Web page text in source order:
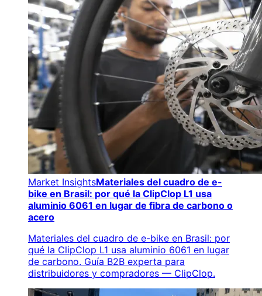
Market InsightsMateriales del cuadro de e-
bike en Brasil: por qué la ClipClop L1 usa
aluminio 6061 en lugar de fibra de carbono o
acero
Materiales del cuadro de e-bike en Brasil: por
qué la ClipClop L1 usa aluminio 6061 en lugar
de carbono. Guía B2B experta para
distribuidores y compradores — ClipClop.